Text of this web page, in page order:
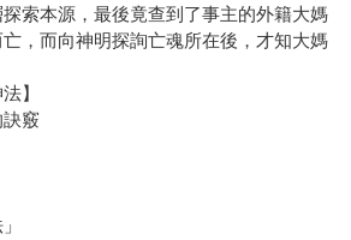
索本源，最後竟查到了事主的外籍大媽
，而向神明探詢亡魂所在後，才知大媽
】
竅